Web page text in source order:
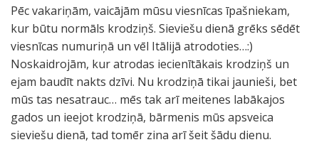
Pēc vakariņām, vaicājām mūsu viesnīcas īpašniekam,
kur būtu normāls krodziņš. Sieviešu dienā grēks sēdēt
viesnīcas numuriņā un vēl Itālijā atrodoties…:)
Noskaidrojām, kur atrodas iecienītākais krodziņš un
ejam baudīt nakts dzīvi. Nu krodziņā tikai jaunieši, bet
mūs tas nesatrauc… mēs tak arī meitenes labākajos
gados un ieejot krodziņā, bārmenis mūs apsveica
sieviešu dienā, tad tomēr zina arī šeit šādu dienu.